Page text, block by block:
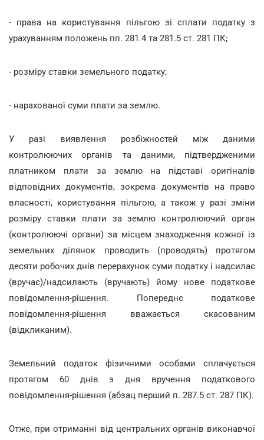
- права на користування пільгою зі сплати податку з
урахуванням положень пп. 281.4 та 281.5 ст. 281 ПК;
- розміру ставки земельного податку;
- нарахованої суми плати за землю.
У разі виявлення розбіжностей між даними
контролюючих органів та даними, підтвердженими
платником плати за землю на підставі оригіналів
відповідних документів, зокрема документів на право
власності, користування пільгою, а також у разі зміни
розміру ставки плати за землю контролюючий орган
(контролюючі органи) за місцем знаходження кожної із
земельних ділянок проводить (проводять) протягом
десяти робочих днів перерахунок суми податку і надсилає
(вручає)/надсилають (вручають) йому нове податкове
повідомлення-рішення. Попереднє податкове
повідомлення-рішення вважається скасованим
(відкликаним).
Земельний податок фізичними особами сплачується
протягом 60 днів з дня вручення податкового
повідомлення-рішення (абзац перший п. 287.5 ст. 287 ПК).
Отже, при отриманні від центральних органів виконавчої